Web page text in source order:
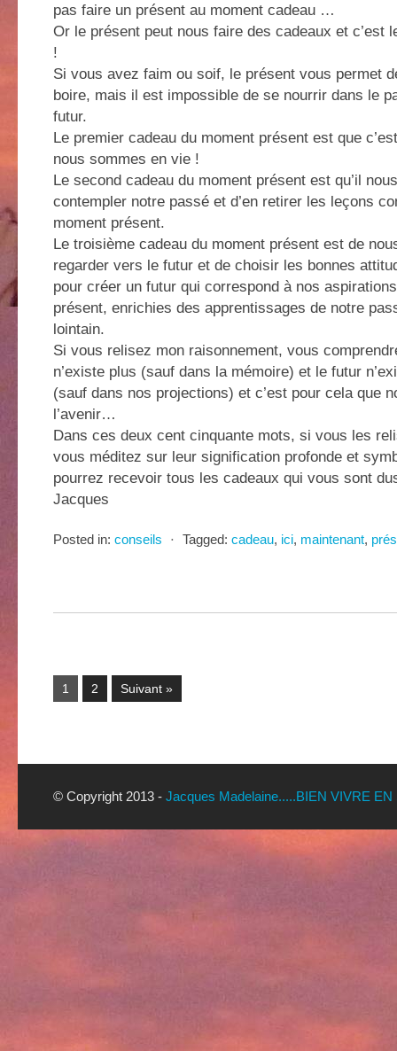
pas faire un présent au moment cadeau …
Or le présent peut nous faire des cadeaux et c’est
!
Si vous avez faim ou soif, le présent vous permet
boire, mais il est impossible de se nourrir dans le
futur.
Le premier cadeau du moment présent est que
nous sommes en vie !
Le second cadeau du moment présent est qu’il
contempler notre passé et d’en retirer les leçons
moment présent.
Le troisième cadeau du moment présent est de
regarder vers le futur et de choisir les bonnes
pour créer un futur qui correspond à nos
présent, enrichies des apprentissages de notre
lointain.
Si vous relisez mon raisonnement, vous
n’existe plus (sauf dans la mémoire) et le futur
(sauf dans nos projections) et c’est pour cela que
l’avenir…
Dans ces deux cent cinquante mots, si vous les
vous méditez sur leur signification profonde et
pourrez recevoir tous les cadeaux qui vous sont
Jacques
Posted in: conseils ⋅ Tagged: cadeau, ici, maintenant,
1 2 Suivant »
© Copyright 2013 - Jacques Madelaine.....BIEN VIVRE EN